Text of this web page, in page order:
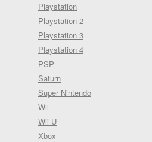
Playstation
Playstation 2
Playstation 3
Playstation 4
PSP
Saturn
Super Nintendo
Wii
Wii U
Xbox